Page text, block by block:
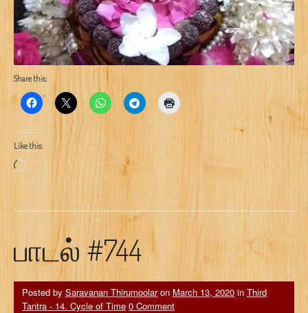
Share this:
Like this:
Loading…
பாடல் #744
Posted by Saravanan Thirumoolaron March 13, 2020 in Third
Tantra - 14. Cycle of Time 0 Comment